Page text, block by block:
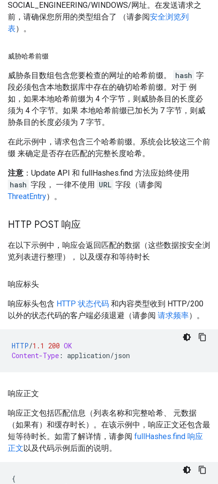
SOCIAL_ENGINEERING/WINDOWS/网址。在发送请求之
前，请确保您所用的类型组合了 （请参阅安全浏览列
表）。
威胁哈希前缀
威胁条目数组包含您要检查的网址的哈希前缀。 hash 字
段必须包含本地数据库中存在的确切哈希前缀。对于 例
如，如果本地哈希前缀为 4 个字节，则威胁条目的长度必
须为 4 个字节。如果 本地哈希前缀已加长为 7 字节，则威
胁条目的长度必须为 7 字节。
在此示例中，请求包含三个哈希前缀。系统会比较这三个前
缀 来确定是否存在匹配的完整长度哈希。
注意 ：Update API 和 fullHashes.find 方法应始终使用
hash 字段， 一律不使用 URL 字段（请参阅
ThreatEntry）。
HTTP POST 响应
在以下示例中，响应会返回匹配的数据（这些数据按安全浏
览列表进行整理）， 以及缓存和等待时长
响应标头
响应标头包含 HTTP 状态代码 和内容类型收到 HTTP/200
以外的状态代码的客户端必须退避（请参阅 请求频率）。
HTTP/1.1 200 OK
Content-Type : application/json
响应正文
响应正文包括匹配信息（列表名称和完整哈希、 元数据
（如果有）和缓存时长）。在该示例中，响应正文还包含最
短等待时长。如需了解详情，请参阅 fullHashes.find 响应
正文以及代码示例后面的说明。
{